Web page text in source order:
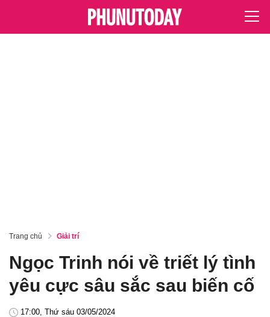
Trang chủ Giải trí
Ngọc Trinh nói về triết lý tình
yêu cực sâu sắc sau biến cố
17:00, Thứ sáu 03/05/2024